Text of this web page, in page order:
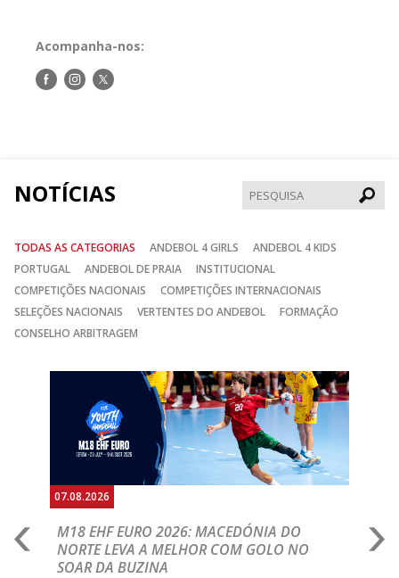
Acompanha-nos:
Siga-Siga-Siga-
NOTÍCIAS
TODAS AS CATEGORIAS ANDEBOL 4 GIRLS
ANDEBOL 4 KIDS
PORTUGAL
ANDEBOL DE PRAIA
INSTITUCIONAL
COMPETIÇÕES NACIONAIS
COMPETIÇÕES INTERNACIONAIS
SELEÇÕES NACIONAIS
VERTENTES DO ANDEBOL
FORMAÇÃO
CONSELHO ARBITRAGEM
07.08.2026
M18 EHF EURO 2026: MACEDÓNIA DO
NORTE LEVA A MELHOR COM GOLO NO
SOAR DA BUZINA